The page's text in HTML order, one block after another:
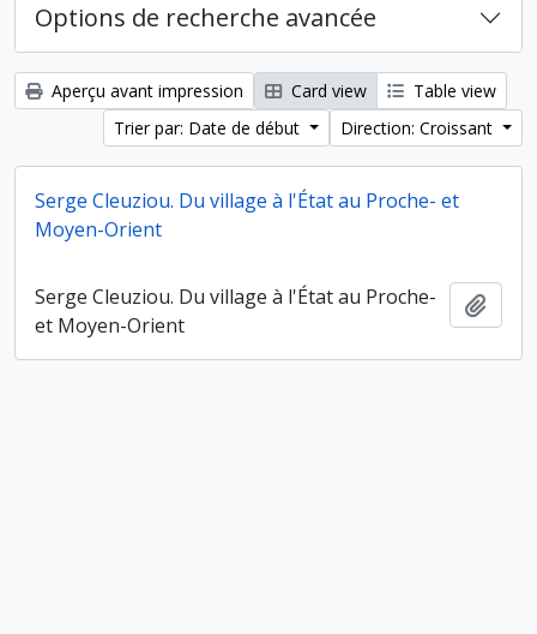
Options de recherche avancée
Aperçu avant impression Card view
Table view
Trier par: Date de début
Direction: Croissant
Serge Cleuziou. Du village à l'État au Proche- et
Moyen-Orient
Serge Cleuziou. Du village à l'État au Proche-
et Moyen-Orient